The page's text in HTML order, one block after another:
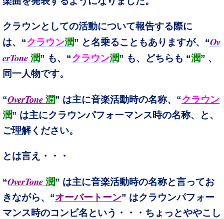
クラウンとしての活動について報告する際に
は、 “クラウン潤” と名乗ることもありますが、 “Ov
erTone 潤” も、 “クラウン潤” も、 どちらも “潤” 、
同一人物です。
“OverTone 潤” は主に音楽活動時の名称、 “クラウン
潤” は主にクラウンパフォーマンス時の名称、
と、
ご理解ください。
とは言え・・・
“OverTone 潤” は主に音楽活動時の名称と言ってお
きながら、 “オーバートーン” はクラウンパフォー
マンス時のコンビ名という・・・ちょっとややこし